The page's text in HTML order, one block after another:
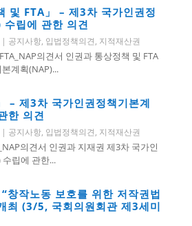
및 FTA」 – 제3차 국가인권정
립에 관한 의견
| 공지사항, 입법정책의견, 지적재산권
의견서 인권과 통상정책 및 FTA
계획(NAP)...
– 제3차 국가인권정책기본계
한 의견
| 공지사항, 입법정책의견, 지적재산권
의견서 인권과 지재권 제3차 국가인
립에 관한...
창작노동 보호를 위한 저작권법
최 (3/5, 국회의원회관 제3세미